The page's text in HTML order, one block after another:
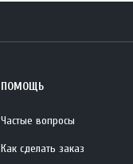
ПОМОЩЬ
Частые вопросы
Как сделать заказ